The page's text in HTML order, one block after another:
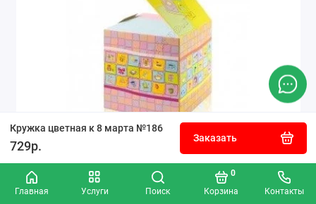
Главная Услуги Поиск Корзина
0
Контакты
Кружка цветная к 8 марта №186
729р.
Заказать
Коробка для кружки подарочная розовая